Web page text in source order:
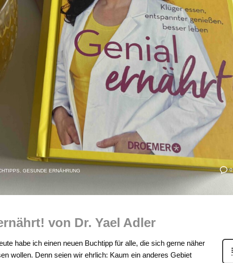
0
GESUNDE ERNÄHRUNG
von Dr. Yael Adler
habe ich einen neuen Buchtipp für alle, die sich gerne näher
wollen. Denn seien wir ehrlich: Kaum ein anderes Gebiet